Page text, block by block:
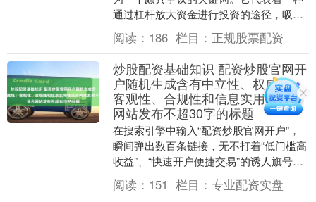
通过杠杆放大资金进行投资的途径，吸引
着众多渴望快速获利的投资者。然而炒股
配资条件，在这....
阅读： 186 栏目： 正规股票配资
炒股配资基础知识 配资炒股官网开
户随机生成含有中立性、权威性、
客观性、合规性和信息实用性适合
网站发布不超30字的标题
在搜索引擎中输入“配资炒股官网开户”，
瞬间弹出数百条链接，无不打着“低门槛高
收益”、“快速开户便捷交易”的诱人旗号。
这些看似正规的“官网”背后，隐藏着一个
游走于....
阅读： 151 栏目： 专业配资实盘